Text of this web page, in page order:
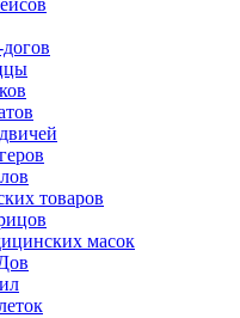
товаров
масок